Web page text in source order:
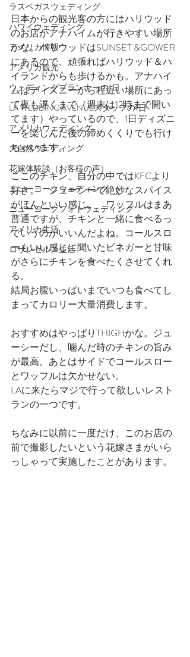
ラスベガスウェディング
ハワイウェディング
アメリカ情報
アメリカ観光
ウェディングプランナーの1日
LA WEDDING AVENUEスタッフの1日
アメリカウェディング
大自然ウェディング
花嫁体験談（お客様の声）
ニューヨークウェディング
ニューヨークフォトウェディング
アメリカ生活
ロサンゼルス生活
日本からの観光客の方にはハリウッド
のお店かアナハイムが行きやすい場所
かな。ハリウッドはSUNSET &GOWER
にあるので、頑張ればハリウッド＆ハ
イランドからも歩けるかも。アナハイ
ムはディズニーから程近い場所にあっ
て夜も遅くまで（週末は12時まで開い
てます）やっているので、1日ディズニ
ーを楽しんだ後の締めくくりでも行け
ちゃいます。
ここのチキン、自分の中ではKFCより
好き。　ジューシーで絶妙なスパイス
がほんといい感じ。　ワッフルはまあ
普通ですが、チキンと一緒に食べるっ
ていうのがいいんだよね。コールスロ
ーもいい感じに聞いたビネガーと甘味
がさらにチキンを食べたくさせてくれ
る。
結局お腹いっぱいまでいつも食べてし
まってカロリー大量消費します。
おすすめはやっぱりTHIGHかな。ジュ
ーシーだし、噛んだ時のチキンの旨み
が最高。あとはサイドでコールスロー
とワッフルは欠かせない。
LAに来たらマジで行って欲しいレスト
ランの一つです。
ちなみに以前に一度だけ、このお店の
前で撮影したいという花嫁さまがいら
っしゃって実施したことがあります。